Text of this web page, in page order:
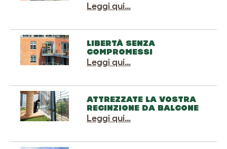
Leggi qui…
LIBERTÀ SENZA
COMPROMESSI
Leggi qui…
ATTREZZATE LA VOSTRA
RECINZIONE DA BALCONE
Leggi qui…